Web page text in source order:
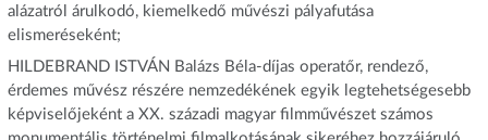
alázatról árulkodó, kiemelkedő művészi pályafutása
elismeréseként;
HILDEBRAND ISTVÁN Balázs Béla-díjas operatőr, rendező,
érdemes művész részére nemzedékének egyik legtehetségesebb
képviselőjeként a XX. századi magyar filmművészet számos